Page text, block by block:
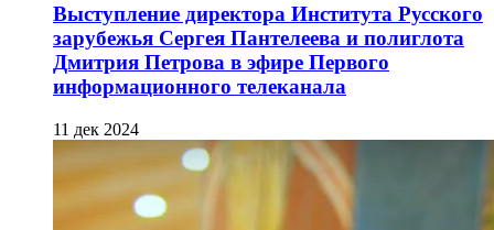
Выступление директора Института Русского
зарубежья Сергея Пантелеева и полиглота
Дмитрия Петрова в эфире Первого
информационного телеканала
11 дек 2024